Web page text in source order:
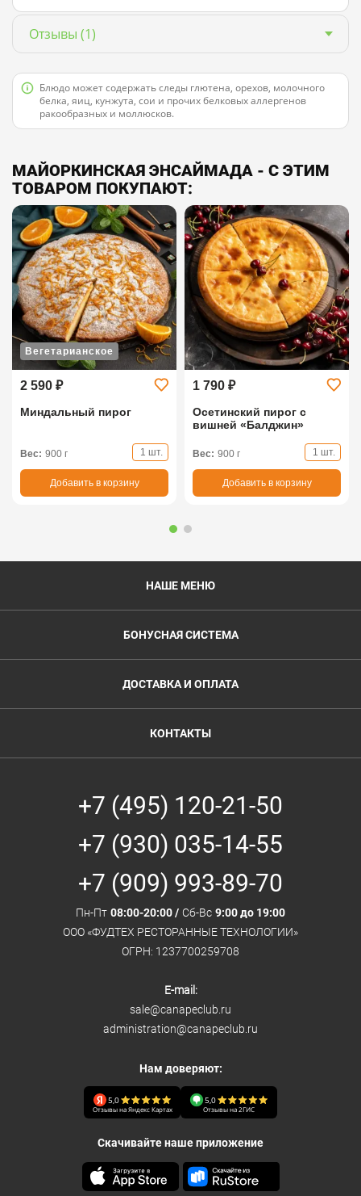
Отзывы (1)
Блюдо может содержать следы глютена, орехов, молочного
белка, яиц, кунжута, сои и прочих белковых аллергенов
ракообразных и моллюсков.
МАЙОРКИНСКАЯ ЭНСАЙМАДА - С ЭТИМ
ТОВАРОМ ПОКУПАЮТ:
Вегетарианское
2 590 ₽
Миндальный пирог
Вес: 900 г 1 шт.
Добавить в корзину
1 790 ₽
Осетинский пирог с
вишней «Балджин»
Вес: 900 г 1 шт.
Добавить в корзину
НАШЕ МЕНЮ
БОНУСНАЯ СИСТЕМА
ДОСТАВКА И ОПЛАТА
КОНТАКТЫ
+7 (495) 120-21-50
+7 (930) 035-14-55
+7 (909) 993-89-70
Пн-Пт 08:00-20:00 / Сб-Вс 9:00 до 19:00
ООО «ФУДТЕХ РЕСТОРАННЫЕ ТЕХНОЛОГИИ»
ОГРН: 1237700259708
E-mail:
sale@canapeclub.ru
administration@canapeclub.ru
Нам доверяют:
5,0
Отзывы на Яндекс Картах
5,0
Отзывы на 2ГИС
Скачивайте наше приложение